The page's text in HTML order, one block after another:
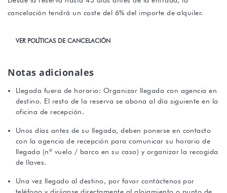
cancelación tendrá un coste del 6% del importe de alquiler.
VER POLÍTICAS DE CANCELACIÓN
Notas adicionales
Llegada fuera de horario: Organizar llegada con agencia en
destino. El resto de la reserva se abona al día siguiente en la
oficina de recepción.
Unos días antes de su llegada, deben ponerse en contacto
con la agencia de recepción para comunicar su horario de
llegada (nº vuelo / barco en su caso) y organizar la recogida
de llaves.
Una vez llegado al destino, por favor contáctenos por